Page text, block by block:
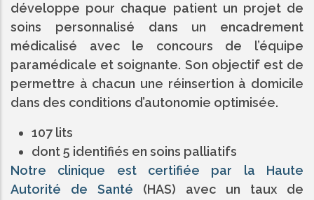
développe pour chaque patient un projet de
soins personnalisé dans un encadrement
médicalisé avec le concours de l’équipe
paramédicale et soignante. Son objectif est de
permettre à chacun une réinsertion à domicile
dans des conditions d’autonomie optimisée.
107 lits
dont 5 identifiés en soins palliatifs
Notre clinique est certifiée par la Haute
Autorité de Santé (HAS) avec un taux de